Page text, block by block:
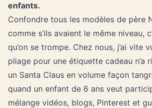
enfants.
Confondre tous les modèles de père
comme s’ils avaient le même niveau,
qu’on se trompe. Chez nous, j’ai vite
pliage pour une étiquette cadeau n’a
un Santa Claus en volume façon
quand un enfant de 6 ans veut
mélange vidéos, blogs, Pinterest et